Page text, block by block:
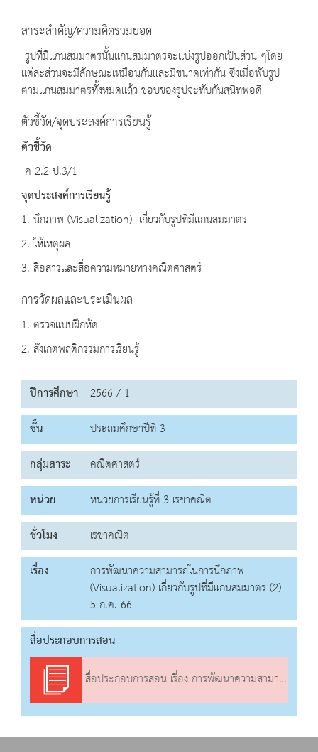
สาระสำคัญ/ความคิดรวมยอด
รูปที่มีแกนสมมาตรนั้นแกนสมมาตรจะแบ่งรูปออกเป็นส่วน ๆโดย
แต่ละส่วนจะมีลักษณะเหมือนกันและมีขนาดเท่ากัน ซึ่งเมื่อพับรูป
ตามแกนสมมาตรทั้งหมดแล้ว ขอบของรูปจะทับกันสนิทพอดี
ตัวชี้วัด/จุดประสงค์การเรียนรู้
ตัวชี้วัด
ค 2.2 ป.3/1
จุดประสงค์การเรียนรู้
1. นึกภาพ (Visualization) เกี่ยวกับรูปที่มีแกนสมมาตร
2. ให้เหตุผล
3. สื่อสารและสื่อความหมายทางคณิตศาสตร์
การวัดผลและประเมินผล
1. ตรวจแบบฝึกหัด
2. สังเกตพฤติกรรมการเรียนรู้
ปีการศึกษา 2566 / 1
ชั้น
ประถมศึกษาปีที่ 3
กลุ่มสาระ
คณิตศาสตร์
หน่วย
หน่วยการเรียนรู้ที่ 3 เรขาคณิต
ชั่วโมง
เรขาคณิต
เรื่อง
การพัฒนาความสามารถในการนึกภาพ
(Visualization) เกี่ยวกับรูปที่มีแกนสมมาตร (2)
5 ก.ค. 66
สื่อประกอบการสอน
สื่อประกอบการสอน เรื่อง การพัฒนาความสามารถในการนึกภาพ (Visualization) เกี่ยวกับรูปที่มีแกนสมมาตร (2)